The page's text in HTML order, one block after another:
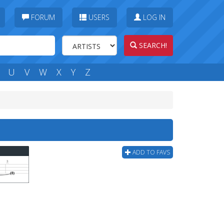
FORUM USERS LOG IN
SEARCH!
U V W X Y Z
ADD TO FAVS